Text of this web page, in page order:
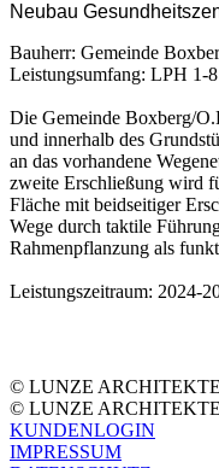
Neubau
Bauherr: Gemeinde
Leistungsumfang: LPH 1-
Die Gemeinde Boxberg/
und innerhalb des
an das vorhandene
zweite Erschließung wird
Fläche mit beidseitiger
Wege durch taktile
Rahmenpflanzung als
Leistungszeitraum: 2024-
© LUNZE
© LUNZE
KUNDENLOGIN
IMPRESSUM